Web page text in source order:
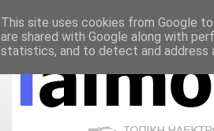
ΝΟΜΙΚΗ ΣΗΜΕΙΩΣΗ ΔΙΑΦΗΜΙΣΗ
This site uses cookies from Google
are shared with Google along with
statistics, and to detect and address